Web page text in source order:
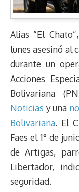
Alias “El
lunes asesinó al
durante un
Acciones
Bolivariana
Noticias y una
Bolivariana. El
Faes el 1° de
de Artigas,
Libertador,
seguridad.